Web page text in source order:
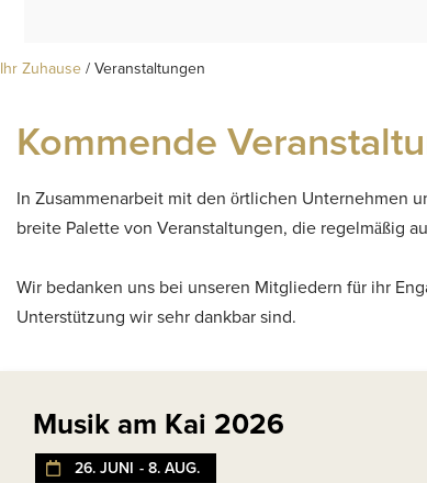
Ihr Zuhause / Veranstaltungen
Kommende
In Zusammenarbeit mit den örtlichen Unternehmen
breite Palette von Veranstaltungen, die regelmäßig
Wir bedanken uns bei unseren Mitgliedern für ihr
Unterstützung wir sehr dankbar sind.
Musik am Kai 2026
26. JUNI - 8. AUG.